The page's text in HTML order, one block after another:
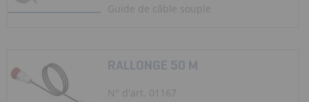
Guide de câble souple
RALLONGE 50 M
N° d'art. 01167